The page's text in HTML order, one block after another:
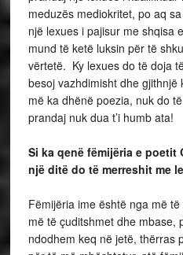
meduzës mediokritet, po aq
një lexues i pajisur me shqisa
mund të ketë luksin për të
vërtetë. Ky lexues do të doja
besoj vazhdimisht dhe
më ka dhënë poezia, nuk do
prandaj nuk dua t’i humb ata!
Si ka qenë fëmijëria e
një ditë do të merreshit me
Fëmijëria ime është nga më
më të çuditshmet dhe mbase,
ndodhem keq në jetë, thërras